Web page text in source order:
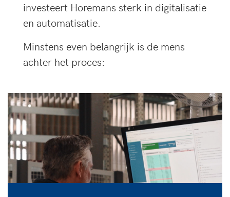
investeert Horemans sterk in digitalisatie
en automatisatie.
Minstens even belangrijk is de mens
achter het proces: